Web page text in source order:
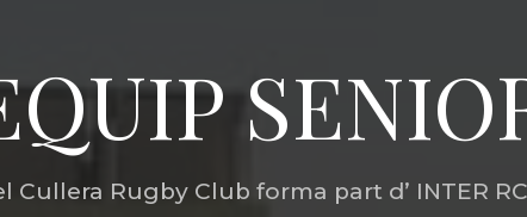
Cullera Rugby Club forma part d’ INTER